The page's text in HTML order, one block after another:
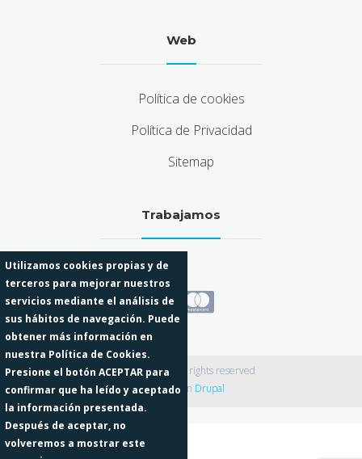
Web
Política de cookies
Política de Privacidad
Sitemap
Trabajamos
Odisean 2026 · All rights reserved
Funciona con Drupal
Utilizamos cookies propias y de
terceros para mejorar nuestros
servicios mediante el análisis de
sus hábitos de navegación. Puede
obtener más información en
nuestra Política de Cookies.
Presione el botón ACEPTAR para
confirmar que ha leído y aceptado
la información presentada.
Después de aceptar, no
volveremos a mostrar este